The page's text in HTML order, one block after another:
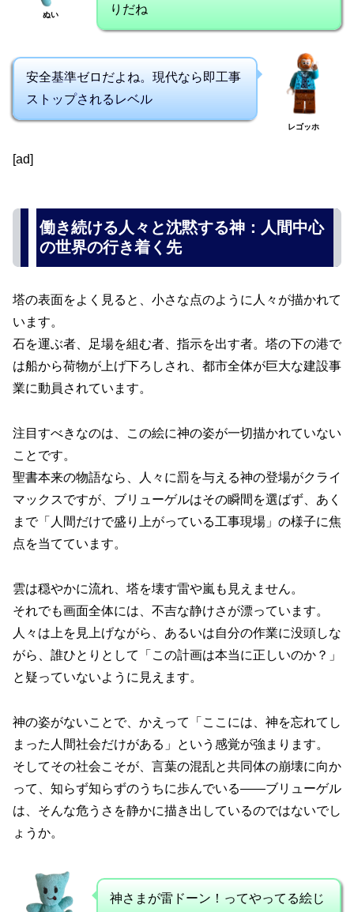
ぬい りだね
安全基準ゼロだよね。現代なら即工事
ストップされるレベル
レゴッホ
[ad]
働き続ける人々と沈黙する神：人間中心
の世界の行き着く先
塔の表面をよく見ると、小さな点のように人々が描かれて
います。
石を運ぶ者、足場を組む者、指示を出す者。塔の下の港で
は船から荷物が上げ下ろしされ、都市全体が巨大な建設事
業に動員されています。
注目すべきなのは、この絵に神の姿が一切描かれていない
ことです。
聖書本来の物語なら、人々に罰を与える神の登場がクライ
マックスですが、ブリューゲルはその瞬間を選ばず、あく
まで「人間だけで盛り上がっている工事現場」の様子に焦
点を当てています。
雲は穏やかに流れ、塔を壊す雷や嵐も見えません。
それでも画面全体には、不吉な静けさが漂っています。
人々は上を見上げながら、あるいは自分の作業に没頭しな
がら、誰ひとりとして「この計画は本当に正しいのか？」
と疑っていないように見えます。
神の姿がないことで、かえって「ここには、神を忘れてし
まった人間社会だけがある」という感覚が強まります。
そしてその社会こそが、言葉の混乱と共同体の崩壊に向か
って、知らず知らずのうちに歩んでいる――ブリューゲル
は、そんな危うさを静かに描き出しているのではないでし
ょうか。
神さまが雷ドーン！ってやってる絵じ